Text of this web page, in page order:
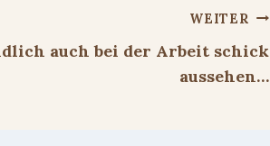
WEITER
auch bei der Arbeit schick
aussehen…